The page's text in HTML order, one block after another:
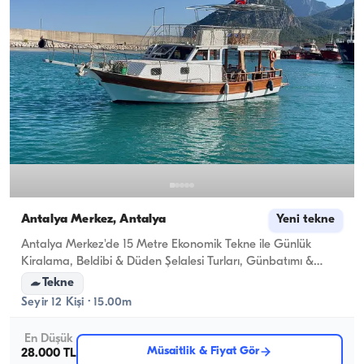
Antalya Merkez, Antalya Yeni tekne
Antalya Merkez'de 15 Metre Ekonomik Tekne ile Günlük
Kiralama, Beldibi & Düden Şelalesi Turları, Günbatımı &
Yıldönümü Kutlamaları
Tekne
Seyir 12 Kişi · 15.00m
En Düşük
28.000 TL
Müsaitlik & Fiyat Gör